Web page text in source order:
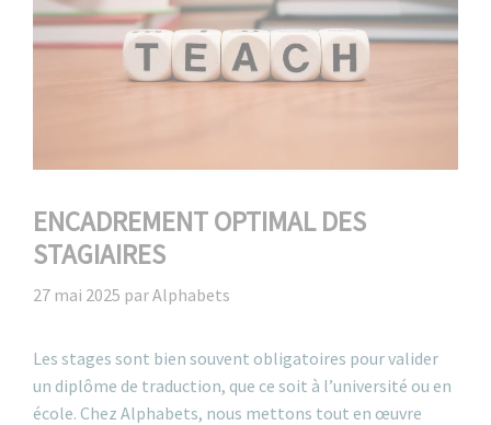
ENCADREMENT OPTIMAL DES
STAGIAIRES
27 mai 2025 parAlphabets
Les stages sont bien souvent obligatoires pour valider
un diplôme de traduction, que ce soit à l’université ou en
école. Chez Alphabets, nous mettons tout en œuvre